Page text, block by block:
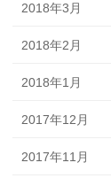
2018年3月
2018年2月
2018年1月
2017年12月
2017年11月